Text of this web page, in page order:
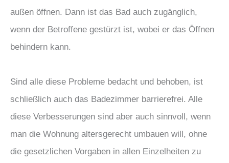
außen öffnen. Dann ist das Bad auch zugänglich,
wenn der Betroffene gestürzt ist, wobei er das Öffnen
behindern kann.
Sind alle diese Probleme bedacht und behoben, ist
schließlich auch das Badezimmer barrierefrei. Alle
diese Verbesserungen sind aber auch sinnvoll, wenn
man die Wohnung altersgerecht umbauen will, ohne
die gesetzlichen Vorgaben in allen Einzelheiten zu